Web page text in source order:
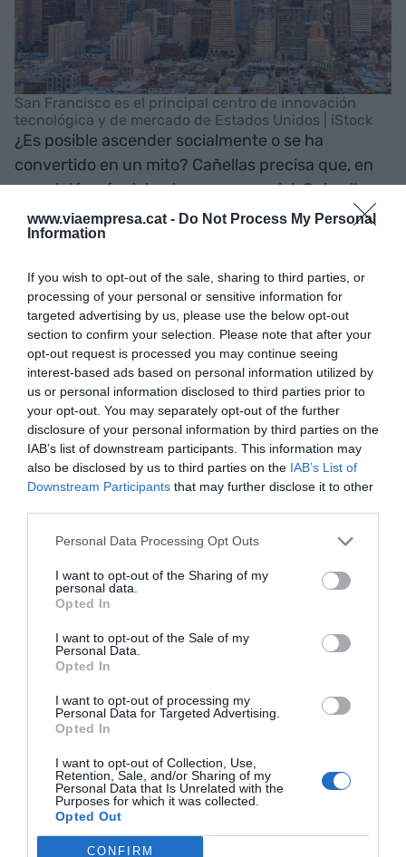
www.viaempresa.cat - Do Not Process My Personal
Information
If you wish to opt-out of the sale, sharing to third parties, or
processing of your personal or sensitive information for
targeted advertising by us, please use the below opt-out
section to confirm your selection. Please note that after your
opt-out request is processed you may continue seeing
interest-based ads based on personal information utilized by
us or personal information disclosed to third parties prior to
your opt-out. You may separately opt-out of the further
disclosure of your personal information by third parties on the
IAB’s list of downstream participants. This information may
also be disclosed by us to third parties on the IAB’s List of
Downstream Participants that may further disclose it to other
Personal Data Processing Opt Outs
I want to opt-out of the Sharing of my
personal data.
Opted In
I want to opt-out of the Sale of my
Personal Data.
Opted In
I want to opt-out of processing my
Personal Data for Targeted Advertising.
Opted In
I want to opt-out of Collection, Use,
Retention, Sale, and/or Sharing of my
Personal Data that Is Unrelated with the
Purposes for which it was collected.
Opted Out
CONFIRM
San Francisco es el principal centro de innovación
tecnológica y de mercado de Estados Unidos | iStock
¿Es posible ascender socialmente o se ha
convertido en un mito? Cañellas precisa que, en
su opinión, sí existe el ascensor social. Quien llega
y tiene ganas de trabajar y esforzarse puede
lograrlo. "Se trata de una sociedad enfocada en la
miedo de emprender. Y lo más importante: tienen
una educación basada en la autoestima", apunta.
La alta rotación de
trabajadores en Estados
Unidos hace que haya un
sobredimensionamiento de
las plantillas para enfrentar
el fenómeno
Actualmente, el desempleo en Estados Unidos es
flexibilidad regulada en cuanto a contratación y
despido. También hay, según detalla el CEO de
Ficosa North America, una movilidad geográfica
absoluta y una alta rotación, lo que incrementa
considerablemente el sobredimensionamiento de
las plantillas y permite no "notar los efectos" si
hay bajas médicas.
Entre las peculiaridades, cabe destacar que en